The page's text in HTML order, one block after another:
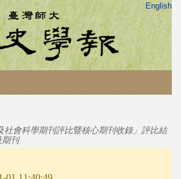
English
社會科學期刊評比暨核心期刊收錄」評比結
期刊